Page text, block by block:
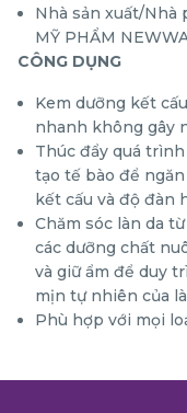
Nhà sản xuất/Nhà
MỸ PHẨM
CÔNG DỤNG
Kem dưỡng kết
nhanh không gây
Thúc đẩy quá
tạo tế bào để
kết cấu và độ đàn
Chăm sóc làn da
các dưỡng chất
và giữ ẩm để duy
mịn tự nhiên của
Phù hợp với mọi